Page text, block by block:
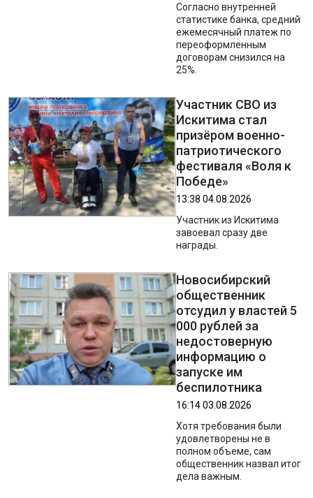
Согласно внутренней
статистике банка, средний
ежемесячный платеж по
переоформленным
договорам снизился на
25%.
Участник СВО из
Искитима стал
призёром военно-
патриотического
фестиваля «Воля к
Победе»
13:38 04.08.2026
Участник из Искитима
завоевал сразу две
награды.
Новосибирский
общественник
отсудил у властей 5
000 рублей за
недостоверную
информацию о
запуске им
беспилотника
16:14 03.08.2026
Хотя требования были
удовлетворены не в
полном объеме, сам
общественник назвал итог
дела важным.